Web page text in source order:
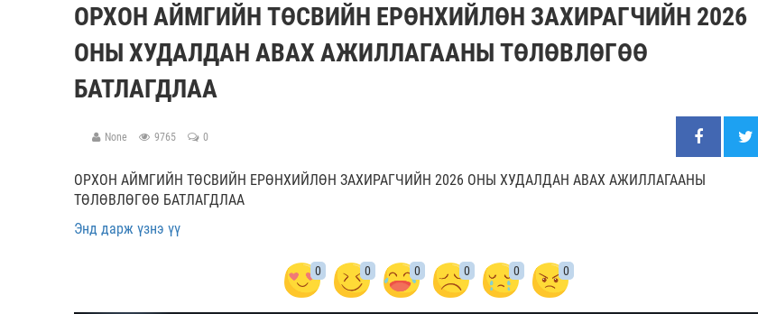
ОРХОН АЙМГИЙН ТӨСВИЙН ЕРӨНХИЙЛӨН ЗАХИРАГЧИЙН 2026
ОНЫ ХУДАЛДАН АВАХ АЖИЛЛАГААНЫ ТӨЛӨВЛӨГӨӨ
БАТЛАГДЛАА
None 9765 0
ОРХОН АЙМГИЙН ТӨСВИЙН ЕРӨНХИЙЛӨН ЗАХИРАГЧИЙН 2026 ОНЫ ХУДАЛДАН АВАХ АЖИЛЛАГААНЫ
ТӨЛӨВЛӨГӨӨ БАТЛАГДЛАА
Энд дарж үзнэ үү
0 0 0 0 0 0